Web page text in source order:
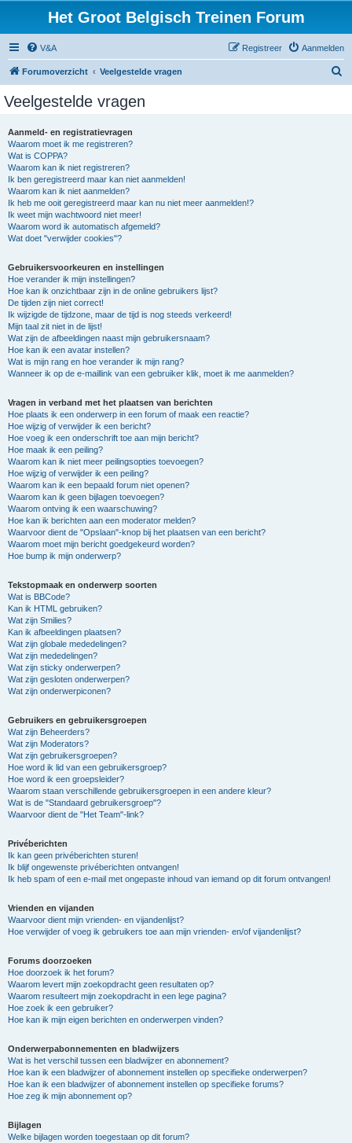
Het Groot Belgisch Treinen Forum
V&A Aanmelden
Registreer
Forumoverzicht Veelgestelde vragen
Veelgestelde vragen
Aanmeld- en registratievragen
Waarom moet ik me registreren?
Wat is COPPA?
Waarom kan ik niet registreren?
Ik ben geregistreerd maar kan niet aanmelden!
Waarom kan ik niet aanmelden?
Ik heb me ooit geregistreerd maar kan nu niet meer aanmelden!?
Ik weet mijn wachtwoord niet meer!
Waarom word ik automatisch afgemeld?
Wat doet "verwijder cookies"?
Gebruikersvoorkeuren en instellingen
Hoe verander ik mijn instellingen?
Hoe kan ik onzichtbaar zijn in de online gebruikers lijst?
De tijden zijn niet correct!
Ik wijzigde de tijdzone, maar de tijd is nog steeds verkeerd!
Mijn taal zit niet in de lijst!
Wat zijn de afbeeldingen naast mijn gebruikersnaam?
Hoe kan ik een avatar instellen?
Wat is mijn rang en hoe verander ik mijn rang?
Wanneer ik op de e-maillink van een gebruiker klik, moet ik me aanmelden?
Vragen in verband met het plaatsen van berichten
Hoe plaats ik een onderwerp in een forum of maak een reactie?
Hoe wijzig of verwijder ik een bericht?
Hoe voeg ik een onderschrift toe aan mijn bericht?
Hoe maak ik een peiling?
Waarom kan ik niet meer peilingsopties toevoegen?
Hoe wijzig of verwijder ik een peiling?
Waarom kan ik een bepaald forum niet openen?
Waarom kan ik geen bijlagen toevoegen?
Waarom ontving ik een waarschuwing?
Hoe kan ik berichten aan een moderator melden?
Waarvoor dient de "Opslaan"-knop bij het plaatsen van een bericht?
Waarom moet mijn bericht goedgekeurd worden?
Hoe bump ik mijn onderwerp?
Tekstopmaak en onderwerp soorten
Wat is BBCode?
Kan ik HTML gebruiken?
Wat zijn Smilies?
Kan ik afbeeldingen plaatsen?
Wat zijn globale mededelingen?
Wat zijn mededelingen?
Wat zijn sticky onderwerpen?
Wat zijn gesloten onderwerpen?
Wat zijn onderwerpiconen?
Gebruikers en gebruikersgroepen
Wat zijn Beheerders?
Wat zijn Moderators?
Wat zijn gebruikersgroepen?
Hoe word ik lid van een gebruikersgroep?
Hoe word ik een groepsleider?
Waarom staan verschillende gebruikersgroepen in een andere kleur?
Wat is de "Standaard gebruikersgroep"?
Waarvoor dient de "Het Team"-link?
Privéberichten
Ik kan geen privéberichten sturen!
Ik blijf ongewenste privéberichten ontvangen!
Ik heb spam of een e-mail met ongepaste inhoud van iemand op dit forum ontvangen!
Vrienden en vijanden
Waarvoor dient mijn vrienden- en vijandenlijst?
Hoe verwijder of voeg ik gebruikers toe aan mijn vrienden- en/of vijandenlijst?
Forums doorzoeken
Hoe doorzoek ik het forum?
Waarom levert mijn zoekopdracht geen resultaten op?
Waarom resulteert mijn zoekopdracht in een lege pagina?
Hoe zoek ik een gebruiker?
Hoe kan ik mijn eigen berichten en onderwerpen vinden?
Onderwerpabonnementen en bladwijzers
Wat is het verschil tussen een bladwijzer en abonnement?
Hoe kan ik een bladwijzer of abonnement instellen op specifieke onderwerpen?
Hoe kan ik een bladwijzer of abonnement instellen op specifieke forums?
Hoe zeg ik mijn abonnement op?
Bijlagen
Welke bijlagen worden toegestaan op dit forum?